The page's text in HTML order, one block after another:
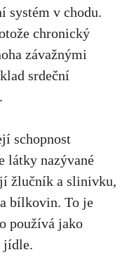
systém v chodu.
chronický
závažnými
srdeční
schopnost
látky nazývané
žlučník a slinivku,
⁢bílkovin. To je
používá​ jako
jídle.